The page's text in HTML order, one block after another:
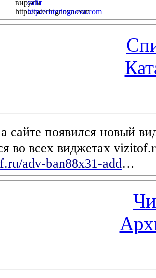
сайте появился новый
во всех виджетах
adv-ban88x31-add…